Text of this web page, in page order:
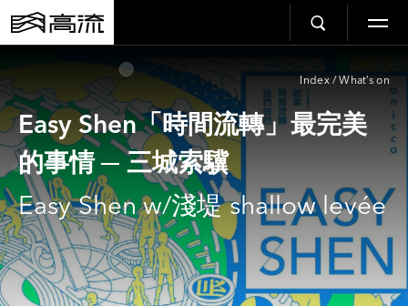
Index / What’s on
Easy Shen「時間流轉」最完美
的事情 ─ 三城索驥
Easy Shen w/淺堤 shallow levée